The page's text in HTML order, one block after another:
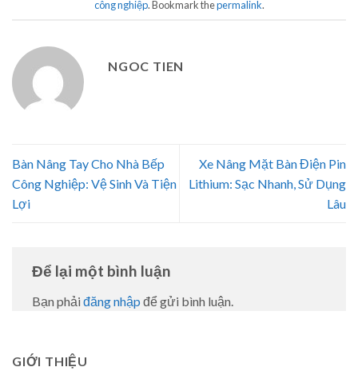
công nghiệp. Bookmark thepermalink.
NGOC TIEN
Bàn Nâng Tay Cho Nhà Bếp
Công Nghiệp: Vệ Sinh Và Tiện
Lợi
Xe Nâng Mặt Bàn Điện Pin
Lithium: Sạc Nhanh, Sử Dụng
Lâu
Để lại một bình luận
Bạn phải đăng nhập để gửi bình luận.
GIỚI THIỆU